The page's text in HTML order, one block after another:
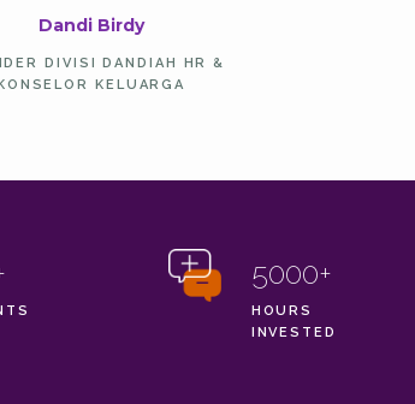
Dandi Birdy
DIVISI DANDIAH HR &
KONSELOR KELUARGA
5000+
HOURS
INVESTED